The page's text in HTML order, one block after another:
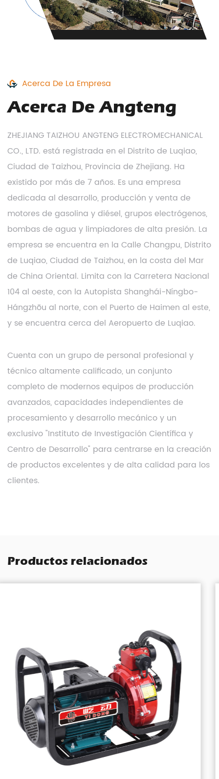
Acerca De La Empresa
Acerca De Angteng
ZHEJIANG TAIZHOU ANGTENG ELECTROMECHANICAL
CO., LTD. está registrada en el Distrito de Luqiao,
Ciudad de Taizhou, Provincia de Zhejiang. Ha
existido por más de 7 años. Es una empresa
dedicada al desarrollo, producción y venta de
motores de gasolina y diésel, grupos electrógenos,
bombas de agua y limpiadores de alta presión. La
empresa se encuentra en la Calle Changpu, Distrito
de Luqiao, Ciudad de Taizhou, en la costa del Mar
de China Oriental. Limita con la Carretera Nacional
104 al oeste, con la Autopista Shanghái-Níngbo-
Hángzhōu al norte, con el Puerto de Haimen al este,
y se encuentra cerca del Aeropuerto de Luqiao.
Cuenta con un grupo de personal profesional y
técnico altamente calificado, un conjunto
completo de modernos equipos de producción
avanzados, capacidades independientes de
procesamiento y desarrollo mecánico y un
exclusivo "Instituto de Investigación Científica y
Centro de Desarrollo" para centrarse en la creación
de productos excelentes y de alta calidad para los
clientes.
Productos relacionados